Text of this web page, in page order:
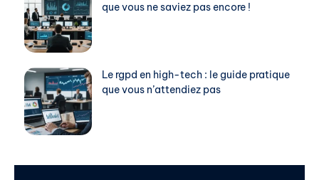
que vous ne saviez pas encore !
Le rgpd en high-tech : le guide pratique
que vous n’attendiez pas